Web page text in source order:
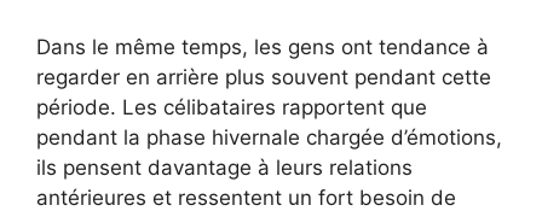
Dans le même temps, les gens ont tendance à
regarder en arrière plus souvent pendant cette
période. Les célibataires rapportent que
pendant la phase hivernale chargée d’émotions,
ils pensent davantage à leurs relations
antérieures et ressentent un fort besoin de